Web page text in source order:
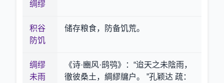
绸缪
积谷
防饥
储存粮食，防备饥荒。
绸缪
未雨
《诗·豳风·鸱鸮》：“迨天之未陰雨，
徹彼桑土，綢繆牖户。 ”孔颖达 疏：